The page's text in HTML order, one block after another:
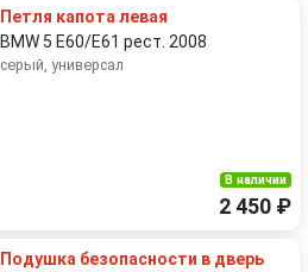
Петля капота левая
BMW 5 E60/E61 рест. 2008
серый, универсал
В наличии
2 450 ₽
Подушка безопасности в дверь